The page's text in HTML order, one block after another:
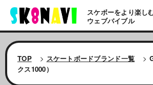
スケボーをより楽し
ウェブバイブル
TOP > スケートボードブランド一覧 >
クス1000）